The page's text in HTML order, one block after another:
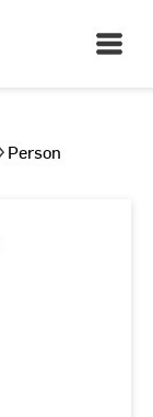
Open
Main
Person